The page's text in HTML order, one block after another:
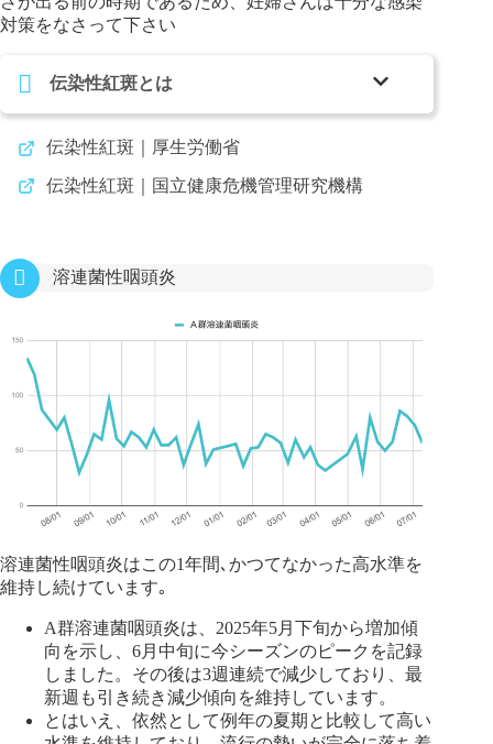
対策をなさって下さい
伝染性紅斑とは
伝染性紅斑｜厚生労働省
伝染性紅斑｜国立健康危機管理研究機構
溶連菌性咽頭炎
溶連菌性咽頭炎はこの1年間､かつてなかった高水準を
維持し続けています｡
A群溶連菌咽頭炎は、2025年5月下旬から増加傾
向を示し、6月中旬に今シーズンのピークを記録
しました。その後は3週連続で減少しており、最
新週も引き続き減少傾向を維持しています。
とはいえ、依然として例年の夏期と比較して高い